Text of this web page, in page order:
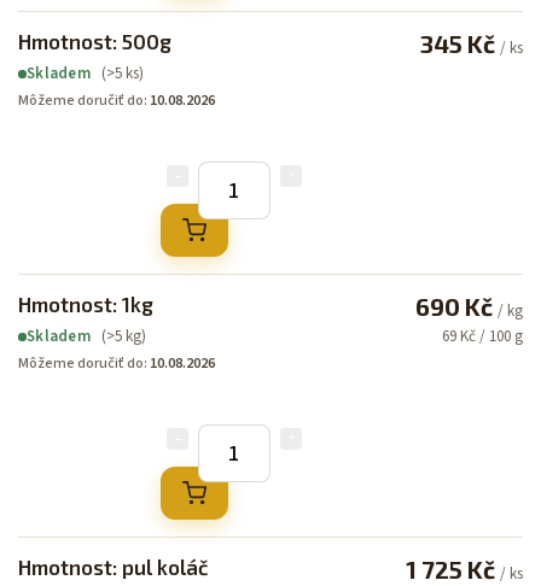
Hmotnost: 500g
Skladem (>5 ks)
Môžeme doručiť do: 10.08.2026
345 Kč / ks
Hmotnost: 1kg
Skladem (>5 kg)
Môžeme doručiť do: 10.08.2026
690 Kč / kg
69 Kč / 100 g
Hmotnost: pul koláč 1 725 Kč / ks